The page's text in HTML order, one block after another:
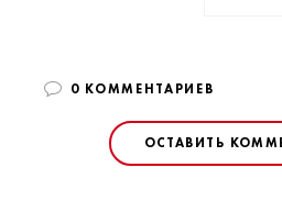
0 КОММЕНТАРИЕВ
ОСТАВИТЬ